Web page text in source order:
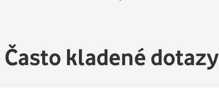
Často kladené dotazy